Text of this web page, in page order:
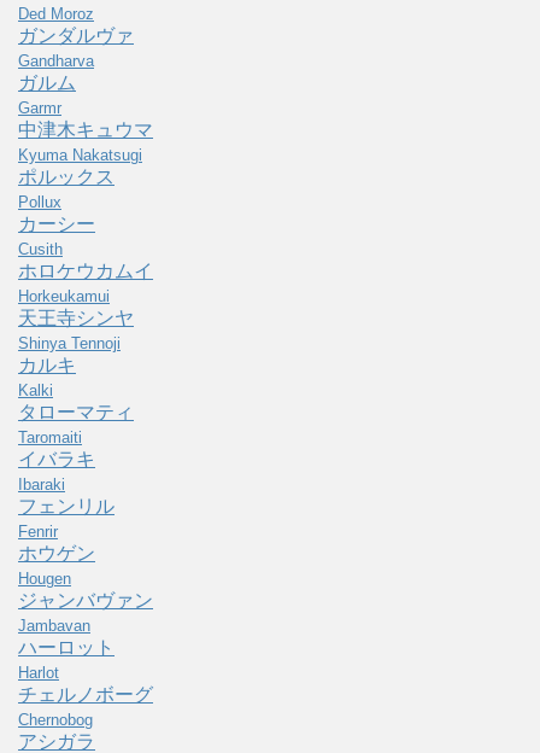
Ded Moroz
ガンダルヴァ
Gandharva
ガルム
Garmr
中津木キュウマ
Kyuma Nakatsugi
ポルックス
Pollux
カーシー
Cusith
ホロケウカムイ
Horkeukamui
天王寺シンヤ
Shinya Tennoji
カルキ
Kalki
タローマティ
Taromaiti
イバラキ
Ibaraki
フェンリル
Fenrir
ホウゲン
Hougen
ジャンバヴァン
Jambavan
ハーロット
Harlot
チェルノボーグ
Chernobog
アシガラ